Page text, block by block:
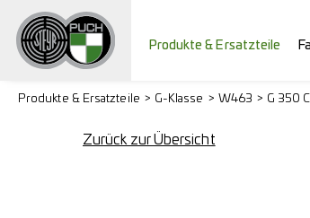
Produkte & Ersatzteile
Produkte & Ersatzteile G-Klasse W463 G 350
Zurück zur Übersicht